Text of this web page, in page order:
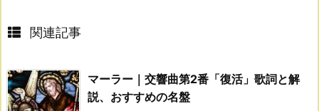
関連記事
マーラー｜交響曲第2番「復活」歌詞と解
説、おすすめの名盤